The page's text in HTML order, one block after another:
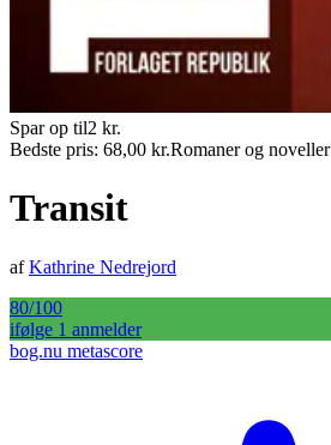
Spar op til2 kr.
Bedste pris: 68,00 kr.Romaner og noveller
Transit
afKathrine Nedrejord
80/100
ifølge 1 anmelder
bog.nu metascore